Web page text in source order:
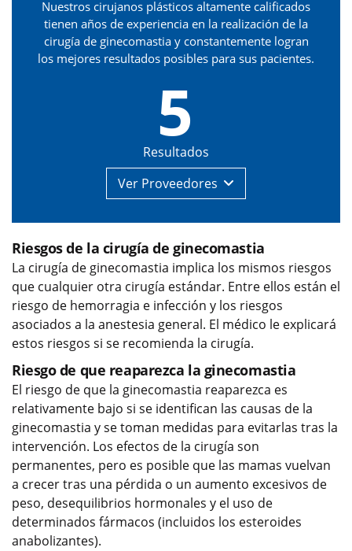
5
Resultados
Ver Proveedores
Nuestros cirujanos plásticos altamente calificados
tienen años de experiencia en la realización de la
cirugía de ginecomastia y constantemente logran
los mejores resultados posibles para sus pacientes.
Riesgos de la cirugía de ginecomastia
La cirugía de ginecomastia implica los mismos riesgos
que cualquier otra cirugía estándar. Entre ellos están el
riesgo de hemorragia e infección y los riesgos
asociados a la anestesia general. El médico le explicará
estos riesgos si se recomienda la cirugía.
Riesgo de que reaparezca la ginecomastia
El riesgo de que la ginecomastia reaparezca es
relativamente bajo si se identifican las causas de la
ginecomastia y se toman medidas para evitarlas tras la
intervención. Los efectos de la cirugía son
permanentes, pero es posible que las mamas vuelvan
a crecer tras una pérdida o un aumento excesivos de
peso, desequilibrios hormonales y el uso de
determinados fármacos (incluidos los esteroides
anabolizantes).